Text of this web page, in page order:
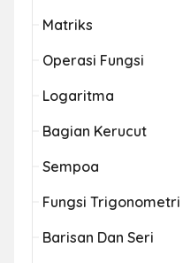
Matriks
Operasi Fungsi
Logaritma
Bagian Kerucut
Sempoa
Fungsi Trigonometri
Barisan Dan Seri